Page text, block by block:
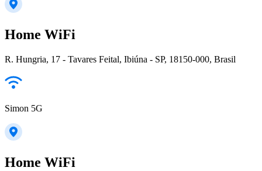
Home WiFi
R. Hungria, 17 - Tavares Feital, Ibiúna - SP, 18150-000, Brasil
Simon 5G
Home WiFi